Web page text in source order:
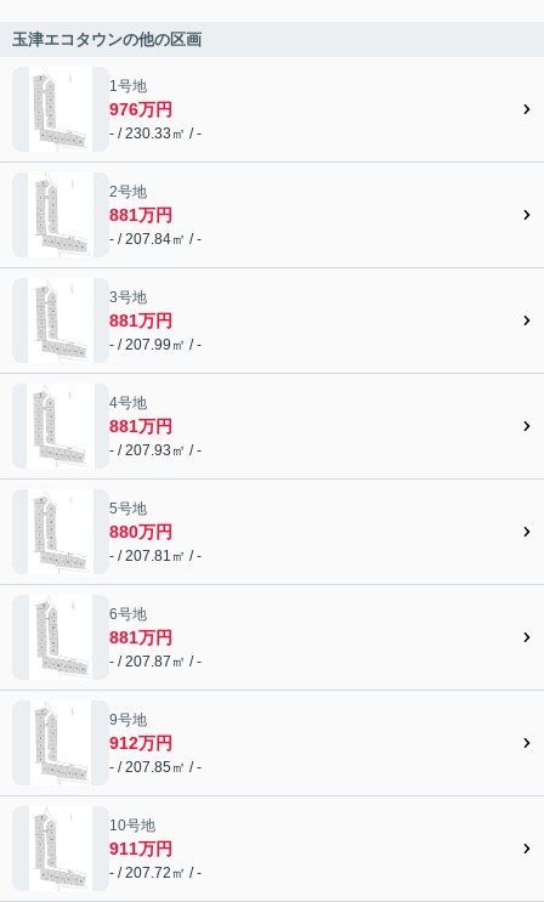
玉津エコタウンの他の区画
1号地
976万円
- / 230.33㎡ / -
2号地
881万円
- / 207.84㎡ / -
3号地
881万円
- / 207.99㎡ / -
4号地
881万円
- / 207.93㎡ / -
5号地
880万円
- / 207.81㎡ / -
6号地
881万円
- / 207.87㎡ / -
9号地
912万円
- / 207.85㎡ / -
10号地
911万円
- / 207.72㎡ / -